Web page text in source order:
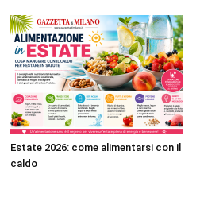
Estate 2026: come alimentarsi con il
caldo